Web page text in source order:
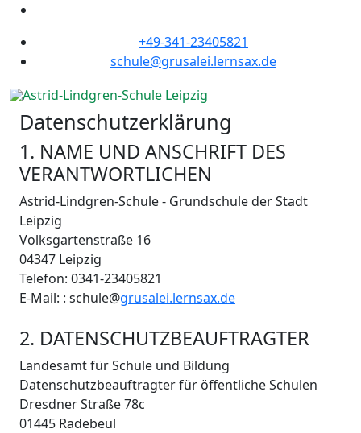
+49-341-23405821
schule@grusalei.lernsax.de
Datenschutzerklärung
1. NAME UND ANSCHRIFT DES
VERANTWORTLICHEN
Astrid-Lindgren-Schule - Grundschule der Stadt
Leipzig
Volksgartenstraße 16
04347 Leipzig
Telefon: 0341-23405821
E-Mail: : schule@grusalei.lernsax.de
2. DATENSCHUTZBEAUFTRAGTER
Landesamt für Schule und Bildung
Datenschutzbeauftragter für öffentliche Schulen
Dresdner Straße 78c
01445 Radebeul